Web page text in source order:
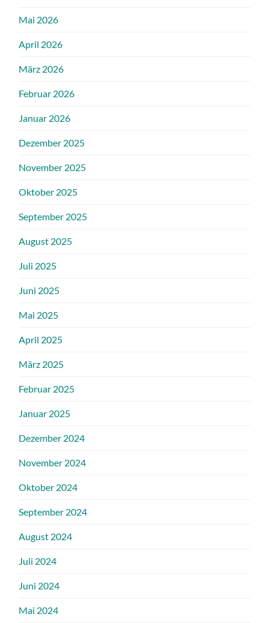
Mai 2026
April 2026
März 2026
Februar 2026
Januar 2026
Dezember 2025
November 2025
Oktober 2025
September 2025
August 2025
Juli 2025
Juni 2025
Mai 2025
April 2025
März 2025
Februar 2025
Januar 2025
Dezember 2024
November 2024
Oktober 2024
September 2024
August 2024
Juli 2024
Juni 2024
Mai 2024